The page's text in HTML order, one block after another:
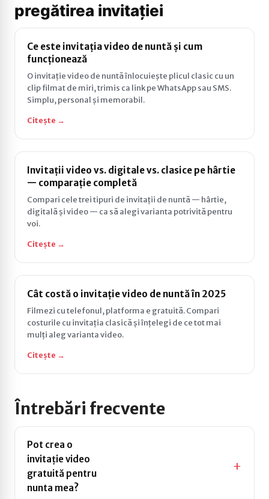
pregătirea invitației
Ce este invitația video de nuntă și cum
funcționează
O invitație video de nuntă înlocuiește plicul clasic cu un
clip filmat de miri, trimis ca link pe WhatsApp sau SMS.
Simplu, personal și memorabil.
Citește →
Invitații video vs. digitale vs. clasice pe hârtie
— comparație completă
Compari cele trei tipuri de invitații de nuntă — hârtie,
digitală și video — ca să alegi varianta potrivită pentru
voi.
Citește →
Cât costă o invitație video de nuntă în 2025
Filmezi cu telefonul, platforma e gratuită. Compari
costurile cu invitația clasică și înțelegi de ce tot mai
mulți aleg varianta video.
Citește →
Întrebări frecvente
Pot crea o
invitație video
gratuită pentru
nunta mea?